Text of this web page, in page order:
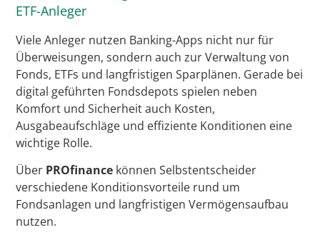
ETF-Anleger
Viele Anleger nutzen Banking-Apps nicht nur für
Überweisungen, sondern auch zur Verwaltung von
Fonds, ETFs und langfristigen Sparplänen. Gerade bei
digital geführten Fondsdepots spielen neben
Komfort und Sicherheit auch Kosten,
Ausgabeaufschläge und effiziente Konditionen eine
wichtige Rolle.
Über PROfinance können Selbstentscheider
verschiedene Konditionsvorteile rund um
Fondsanlagen und langfristigen Vermögensaufbau
nutzen.